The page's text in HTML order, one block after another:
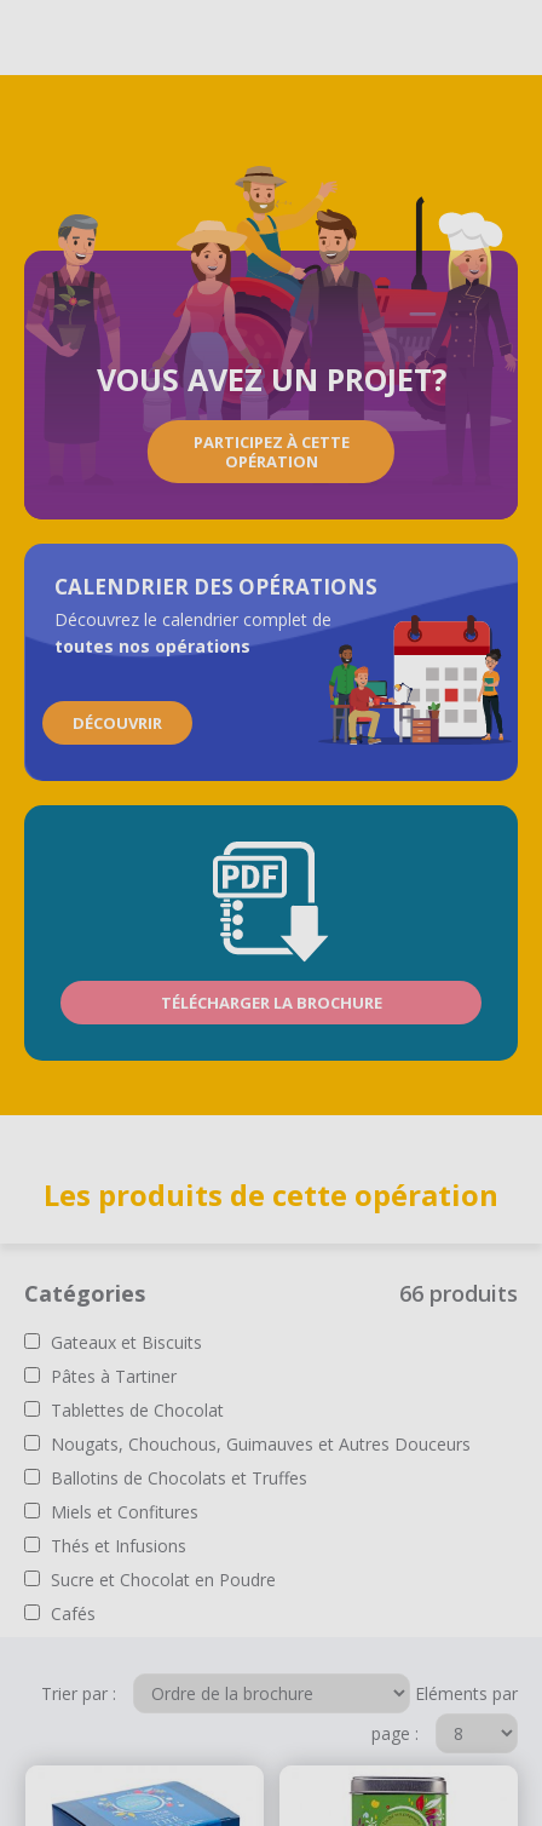
VOUS AVEZ UN PROJET?
PARTICIPEZ À CETTE
OPÉRATION
CALENDRIER DES OPÉRATIONS
Découvrez le calendrier complet de
toutes nos opérations
DÉCOUVRIR
TÉLÉCHARGER LA BROCHURE
Les produits de cette opération
Catégories
Gateaux et Biscuits
Pâtes à Tartiner
Tablettes de Chocolat
Nougats, Chouchous, Guimauves et Autres Douceurs
Ballotins de Chocolats et Truffes
Miels et Confitures
Thés et Infusions
Sucre et Chocolat en Poudre
Cafés
Trier par :
Eléments par
page :
66 produits